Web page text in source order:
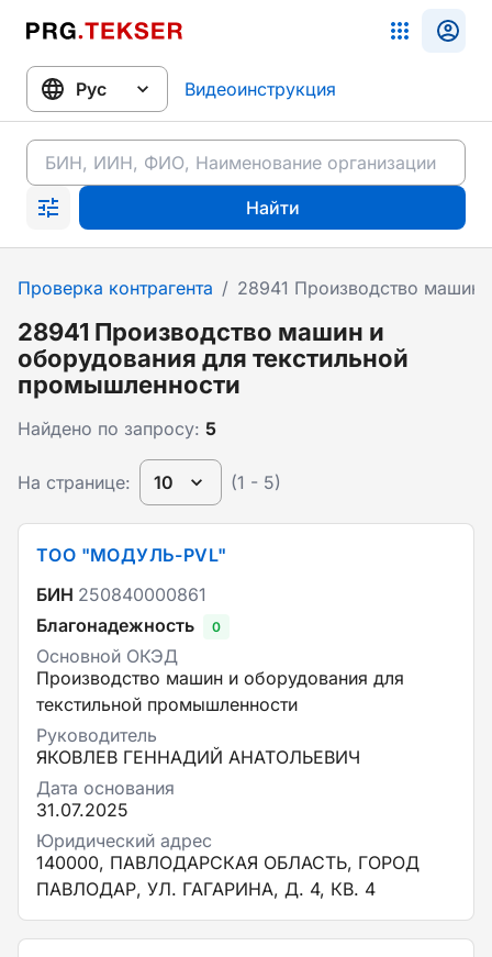
Видеоинструкция
Найти
Проверка контрагента / 28941 Производство машин
28941 Производство машин и
оборудования для текстильной
промышленности
Найдено по запросу: 5
На странице: 10 (1 - 5)
ТОО "МОДУЛЬ-PVL"
БИН 250840000861
Благонадежность
0
Основной ОКЭД
Производство машин и оборудования для
текстильной промышленности
Руководитель
ЯКОВЛЕВ ГЕННАДИЙ АНАТОЛЬЕВИЧ
Дата основания
31.07.2025
Юридический адрес
140000, ПАВЛОДАРСКАЯ ОБЛАСТЬ, ГОРОД
ПАВЛОДАР, УЛ. ГАГАРИНА, Д. 4, КВ. 4